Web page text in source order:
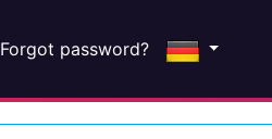
Forgot password?